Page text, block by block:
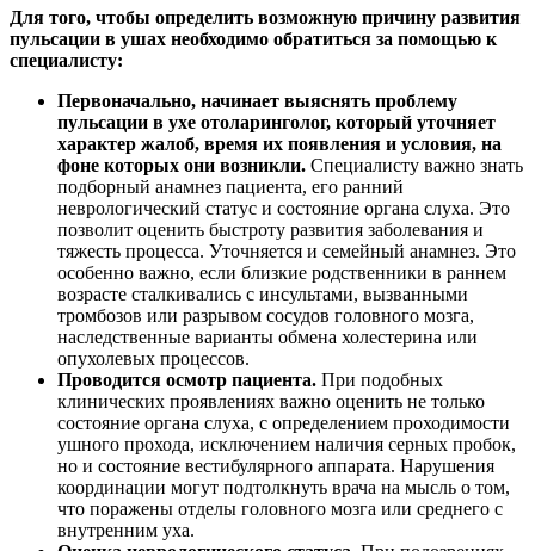
формулы. Анемия часто может служить причиной
злокачественного процесса. При травматическом
повреждении или подозрении на разрыв сосудов
исключается возможность падения уровня
гемоглобина. Степень ее тяжести при травме
костей черепа предполагает возможный исход.
Биохимическое исследование.Данный
лабораторный метод является важным в оценке
состояния организма. Определяется уровень
общего белка, показателей отражающих острую
фазу воспаления и другие патологические
изменения. В данном анализе важно выявить
уровень холестерина с расшифровкой количества
липопротеинов различных фракций.
Бактериологические исследование крови или
других биологических жидкостей.Данный
способ необходим для определим точного
возбудителя при наличии воспалительного
процесса. Дополнительно проводится выявление
чувствительности к антибактериальным
препаратам. Это позволяет предотвратить тяжелые
последствия и сократить период лечения.
Определение уровня слуха.При жалобах на снижение
качества слуха и других патологических реакциях с
органом требуется определить его настоящее состояние.